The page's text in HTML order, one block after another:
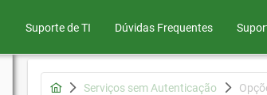
Suporte de TI Dúvidas Frequentes
Serviços sem Autenticação